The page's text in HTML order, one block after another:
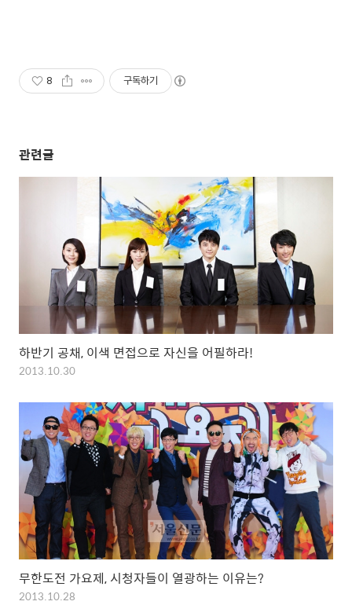
8 구독하기
관련글
하반기 공채, 이색 면접으로 자신을 어필하라!
2013.10.30
무한도전 가요제, 시청자들이 열광하는 이유는?
2013.10.28